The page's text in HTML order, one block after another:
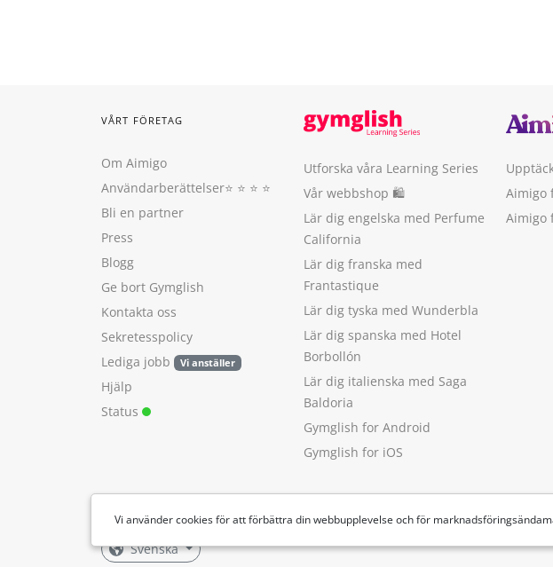
Vi använder cookies för att förbättra din webbupplevelse och för
VÅRT FÖRETAG
Om Aimigo
Användarberättelser⭐️ ⭐️ ⭐️ ⭐️
Bli en partner
Press
Blogg
Ge bort Gymglish
Kontakta oss
Sekretesspolicy
Lediga jobb
Vi anställer
Hjälp
Status
Utforska våra Learning Series
Vår webbshop 🛍
Lär dig engelska med Perfume
California
Lär dig franska med
Frantastique
Lär dig tyska med Wunderbla
Lär dig spanska med Hotel
Borbollón
Lär dig italienska med Saga
Baldoria
Gymglish for Android
Gymglish for iOS
Aimigo
Aimigo
Svenska